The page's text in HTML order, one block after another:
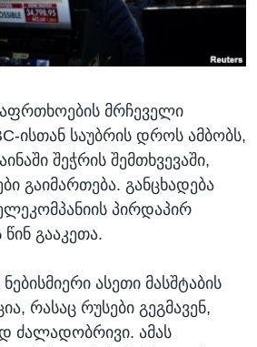
მრჩეველი
ისთან საუბრის დროს ამბობს,
შეჭრის შემთხვევაში,
გაიმართება. განცხადება
პირდაპირ
გააკეთა.
ასეთი მასშტაბის
რასაც რუსები გეგმავენ,
ძალადობრივი. ამას